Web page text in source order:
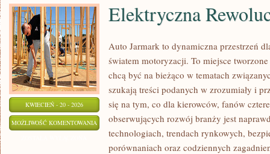
KWIECIEŃ - 20 - 2026
MOŻLIWOŚĆ KOMENTOWANIA ELEKTRYCZNA
REWOLUCJA
Elektryczna
Auto Jarmark to dynamiczna przestrzeń
światem motoryzacji. To miejsce
chcą być na bieżąco w tematach
szukają treści podanych w zrozumiały i
się na tym, co dla kierowców, fanów
obserwujących rozwój branży jest
technologiach, trendach rynkowych,
porównaniach oraz codziennych